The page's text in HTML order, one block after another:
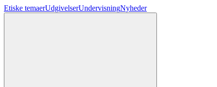
Etiske temaerUdgivelserUndervisningNyheder